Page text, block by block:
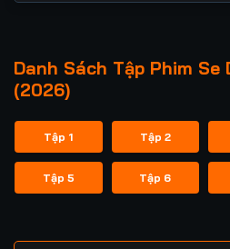
Danh Sách Tập Phim
(2026)
Tập 1 Tập 2
Tập 5 Tập 6